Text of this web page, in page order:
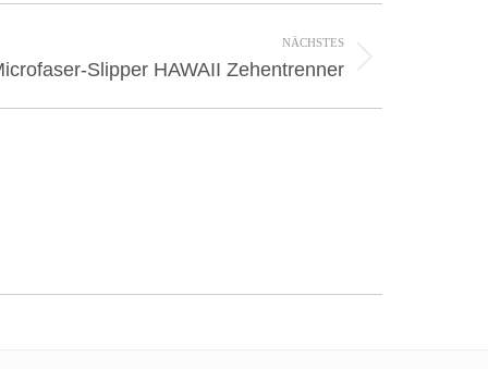
NÄCHSTES
Slipper HAWAII Zehentrenner